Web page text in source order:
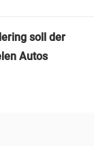
soll der
Autos